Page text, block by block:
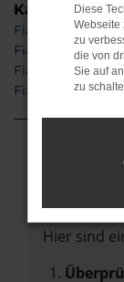
Kategorie
Fiat Ducato
Fiat Ducato
Fiat Ducato
Fiat Ducato
Beim
Hier sind
Diese
Webseite
zu
die von
Sie auf
zu